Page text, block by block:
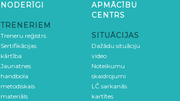
NODERĪGI
TRENERIEM
Treneru reģistrs
Sertifikācijas
kārtība
Jaunatnes
handbola
metodiskais
materiāls
APMĀCĪBU
CENTRS
SITUĀCIJAS
Dažādu situāciju
video
Noteikumu
skaidrojumi
LČ sarkanās
kartītes